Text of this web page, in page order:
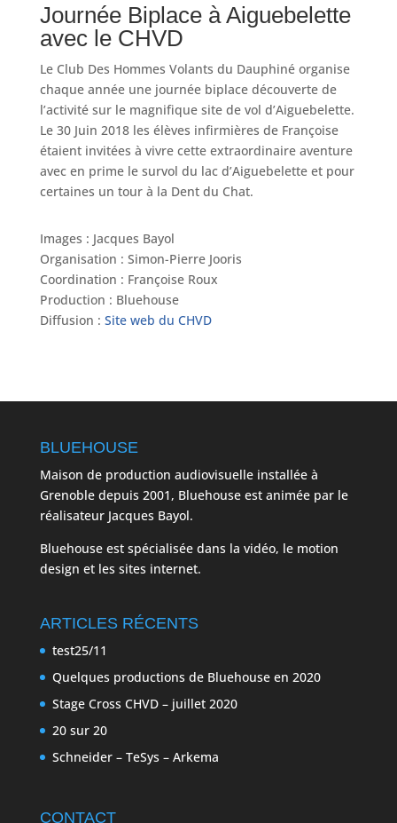
Journée Biplace à Aiguebelette
avec le CHVD
Le Club Des Hommes Volants du Dauphiné organise
chaque année une journée biplace découverte de
l’activité sur le magnifique site de vol d’Aiguebelette.
Le 30 Juin 2018 les élèves infirmières de Françoise
étaient invitées à vivre cette extraordinaire aventure
avec en prime le survol du lac d’Aiguebelette et pour
certaines un tour à la Dent du Chat.
Images : Jacques Bayol
Organisation : Simon-Pierre Jooris
Coordination : Françoise Roux
Production : Bluehouse
Diffusion : Site web du CHVD
BLUEHOUSE
Maison de production audiovisuelle installée à
Grenoble depuis 2001, Bluehouse est animée par le
réalisateur Jacques Bayol.
Bluehouse est spécialisée dans la vidéo, le motion
design et les sites internet.
ARTICLES RÉCENTS
test25/11
Quelques productions de Bluehouse en 2020
Stage Cross CHVD – juillet 2020
20 sur 20
Schneider – TeSys – Arkema
CONTACT